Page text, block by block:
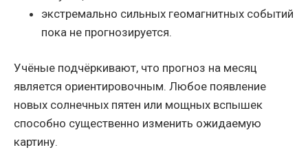
экстремально сильных геомагнитных событий
пока не прогнозируется.
Учёные подчёркивают, что прогноз на месяц
является ориентировочным. Любое появление
новых солнечных пятен или мощных вспышек
способно существенно изменить ожидаемую
картину.